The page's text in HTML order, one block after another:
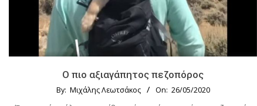
Ο πιο αξιαγάπητος πεζοπόρος
By: Μιχάλης Λεωτσάκος On: 26/05/2020